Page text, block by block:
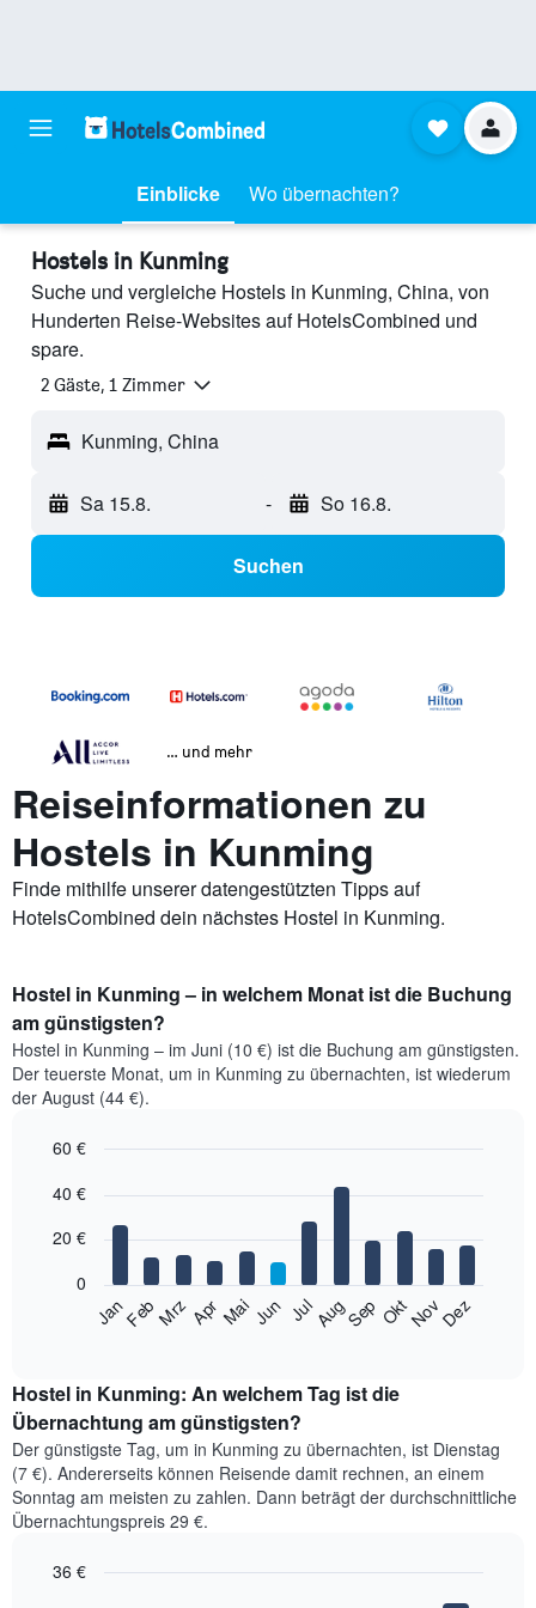
Einblicke Wo übernachten?
Hostels in Kunming
Suche und vergleiche Hostels in Kunming, China, von
Hunderten Reise-Websites auf HotelsCombined und
spare.
2 Gäste, 1 Zimmer
Kunming, China
Sa 15.8. - So 16.8.
Suchen
… und mehr
Reiseinformationen zu
Hostels in Kunming
Finde mithilfe unserer datengestützten Tipps auf
HotelsCombined dein nächstes Hostel in Kunming.
Hostel in Kunming – in welchem Monat ist die Buchung
am günstigsten?
Hostel in Kunming – im Juni (10 €) ist die Buchung am günstigsten.
Der teuerste Monat, um in Kunming zu übernachten, ist wiederum
der August (44 €).
chart
12
bars.
folgende
den
durchschnittlichen
Zimmerpreis
im
jeweiligen
Monat
an.
Diagramm
graphic.
JanFebMrzAprMaiJun JulAugSep OktNovDez
0
20 €
40 €
60 €
Hostel in Kunming: An welchem Tag ist die
Übernachtung am günstigsten?
Der günstigste Tag, um in Kunming zu übernachten, ist Dienstag
(7 €). Andererseits können Reisende damit rechnen, an einem
Sonntag am meisten zu zahlen. Dann beträgt der durchschnittliche
Übernachtungspreis 29 €.
36 €